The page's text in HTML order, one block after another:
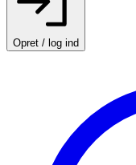
Opret / log ind